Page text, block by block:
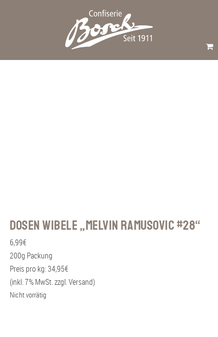
Dosen Wibele „Melvin Ramusovic #28“
6,99€
200g Packung
Preis pro kg: 34,95€
(inkl. 7% MwSt. zzgl. Versand)
Nicht vorrätig